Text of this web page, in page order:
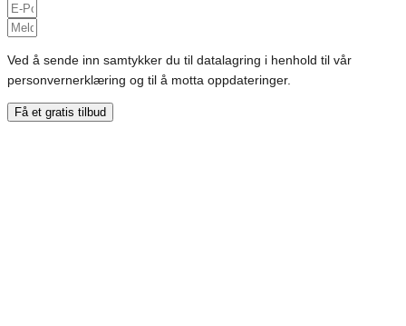
Ved å sende inn samtykker du til datalagring i henhold til vår
personvernerklæring og til å motta oppdateringer.
Få et gratis tilbud